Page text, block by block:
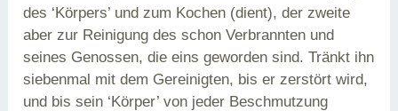
des ‘Körpers’ und zum Kochen (dient), der zweite
aber zur Reinigung des schon Verbrannten und
seines Genossen, die eins geworden sind. Tränkt ihn
siebenmal mit dem Gereinigten, bis er zerstört wird,
und bis sein ‘Körper’ von jeder Beschmutzung